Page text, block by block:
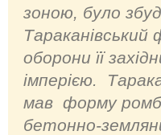
зоною, було
оборони її
імперією.
мав форму
бетонно-